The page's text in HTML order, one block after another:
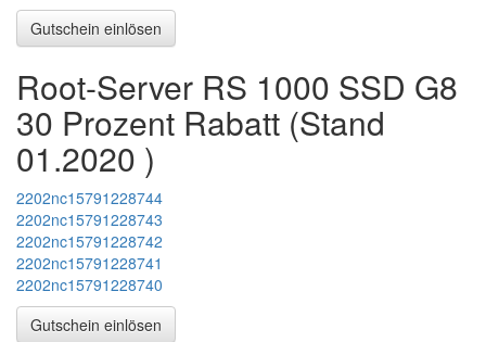
Gutschein einlösen
Root-Server RS 1000 SSD G8
30 Prozent Rabatt (Stand
01.2020 )
2202nc15791228744
2202nc15791228743
2202nc15791228742
2202nc15791228741
2202nc15791228740
Gutschein einlösen